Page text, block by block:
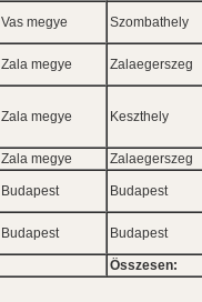
Vas megye Szombathely
Zala megye Zalaegerszeg
Zala megye Keszthely
Zala megye Zalaegerszeg
Budapest Budapest
Budapest Budapest
Összesen: